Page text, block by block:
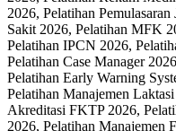
2026, Pelatihan
Sakit 2026, Pelatihan MFK
Pelatihan IPCN 2026,
Pelatihan Case Manager
Pelatihan Early Warning
Pelatihan Manajemen
Akreditasi FKTP 2026,
2026, Pelatihan Manajemen